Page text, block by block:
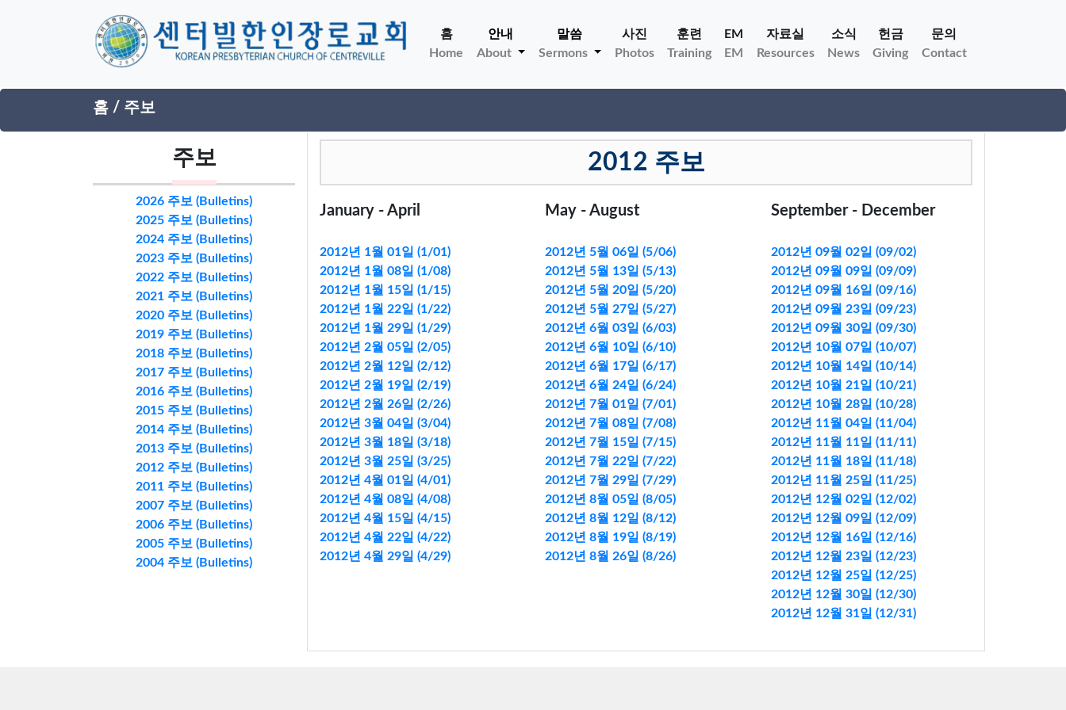
홈
Home
안내
About
말씀
Sermons
사진
Photos
훈련
Training
EM
EM
자료실
Resources
소식
News
헌금
Giving
문의
Contact
홈 / 주보
주보
2026 주보 (Bulletins)
2025 주보 (Bulletins)
2024 주보 (Bulletins)
2023 주보 (Bulletins)
2022 주보 (Bulletins)
2021 주보 (Bulletins)
2020 주보 (Bulletins)
2019 주보 (Bulletins)
2018 주보 (Bulletins)
2017 주보 (Bulletins)
2016 주보 (Bulletins)
2015 주보 (Bulletins)
2014 주보 (Bulletins)
2013 주보 (Bulletins)
2012 주보 (Bulletins)
2011 주보 (Bulletins)
2007 주보 (Bulletins)
2006 주보 (Bulletins)
2005 주보 (Bulletins)
2004 주보 (Bulletins)
2012 주보
January - April
2012년 1월 01일 (1/01)
2012년 1월 08일 (1/08)
2012년 1월 15일 (1/15)
2012년 1월 22일 (1/22)
2012년 1월 29일 (1/29)
2012년 2월 05일 (2/05)
2012년 2월 12일 (2/12)
2012년 2월 19일 (2/19)
2012년 2월 26일 (2/26)
2012년 3월 04일 (3/04)
2012년 3월 18일 (3/18)
2012년 3월 25일 (3/25)
2012년 4월 01일 (4/01)
2012년 4월 08일 (4/08)
2012년 4월 15일 (4/15)
2012년 4월 22일 (4/22)
2012년 4월 29일 (4/29)
May - August
2012년 5월 06일 (5/06)
2012년 5월 13일 (5/13)
2012년 5월 20일 (5/20)
2012년 5월 27일 (5/27)
2012년 6월 03일 (6/03)
2012년 6월 10일 (6/10)
2012년 6월 17일 (6/17)
2012년 6월 24일 (6/24)
2012년 7월 01일 (7/01)
2012년 7월 08일 (7/08)
2012년 7월 15일 (7/15)
2012년 7월 22일 (7/22)
2012년 7월 29일 (7/29)
2012년 8월 05일 (8/05)
2012년 8월 12일 (8/12)
2012년 8월 19일 (8/19)
2012년 8월 26일 (8/26)
September - December
2012년 09월 02일 (09/02)
2012년 09월 09일 (09/09)
2012년 09월 16일 (09/16)
2012년 09월 23일 (09/23)
2012년 09월 30일 (09/30)
2012년 10월 07일 (10/07)
2012년 10월 14일 (10/14)
2012년 10월 21일 (10/21)
2012년 10월 28일 (10/28)
2012년 11월 04일 (11/04)
2012년 11월 11일 (11/11)
2012년 11월 18일 (11/18)
2012년 11월 25일 (11/25)
2012년 12월 02일 (12/02)
2012년 12월 09일 (12/09)
2012년 12월 16일 (12/16)
2012년 12월 23일 (12/23)
2012년 12월 25일 (12/25)
2012년 12월 30일 (12/30)
2012년 12월 31일 (12/31)